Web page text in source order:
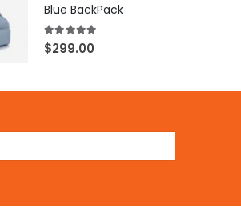
Blue BackPack
5.00out of 5
$299.00